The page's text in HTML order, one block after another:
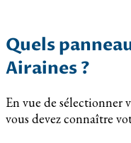
Quels
Airaines ?
En vue de sélectionner
vous devez connaître